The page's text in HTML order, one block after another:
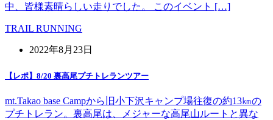
中、皆様素晴らしい走りでした。 このイベント […]
TRAIL RUNNING
2022年8月23日
【レポ】8/20 裏高尾プチトレランツアー
mt.Takao base Campから旧小下沢キャンプ場往復の約13㎞の
プチトレラン。裏高尾は、メジャーな高尾山ルートと異な